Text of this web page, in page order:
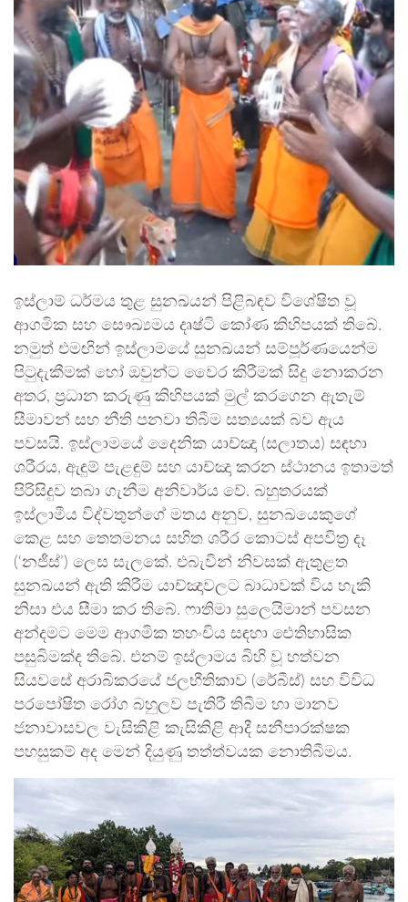
ඉස්ලාම් ධර්මය තුළ සුනඛයන් පිළිබඳව විශේෂිත වූ
ආගමික සහ සෞඛ්‍යමය දෘෂ්ටි කෝණ කිහිපයක් තිබේ.
නමුත් එමඟින් ඉස්ලාමයේ සුනඛයන් සම්පූර්ණයෙන්ම
පිටුදැකීමක් හෝ ඔවුන්ට වෛර කිරීමක් සිදු නොකරන
අතර, ප්‍රධාන කරුණු කිහිපයක් මුල් කරගෙන ඇතැම්
සීමාවන් සහ නීති පනවා තිබීම සත්‍යයක් බව ඇය
පවසයි. ඉස්ලාමයේ දෛනික යාච්ඤා (සලාතය) සඳහා
ශරීරය, ඇඳුම් පැළඳුම් සහ යාච්ඤා කරන ස්ථානය ඉතාමත්
පිරිසිදුව තබා ගැනීම අනිවාර්ය වේ. බහුතරයක්
ඉස්ලාමීය විද්වතුන්ගේ මතය අනුව, සුනඛයෙකුගේ
කෙළ සහ තෙතමනය සහිත ශරීර කොටස් අපවිත්‍ර දෑ
(‘නජීස්’) ලෙස සැලකේ. එබැවින් නිවසක් ඇතුළත
සුනඛයන් ඇති කිරීම යාච්ඤාවලට බාධාවක් විය හැකි
නිසා එය සීමා කර තිබේ. ෆාතිමා සුලෙයිමාන් පවසන
අන්දමට මෙම ආගමික තහංචිය සඳහා ඓතිහාසික
පසුබිමක්ද තිබේ. එනම් ඉස්ලාමය බිහි වූ හත්වන
සියවසේ අරාබිකරයේ ජලභීතිකාව (රේබීස්) සහ විවිධ
පරපෝෂිත රෝග බහුලව පැතිරී තිබීම හා මානව
ජනාවාසවල වැසිකිළි කැසිකිළි ආදී සනීපාරක්ෂක
පහසුකම් අද මෙන් දියුණු තත්ත්වයක නොතිබීමය.